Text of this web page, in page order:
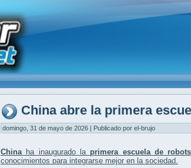
China abre la primera
domingo, 31 de mayo de 2026 | Publicado por el-brujo
China ha inaugurado la primera escuela de
conocimientos para integrarse mejor en la sociedad.